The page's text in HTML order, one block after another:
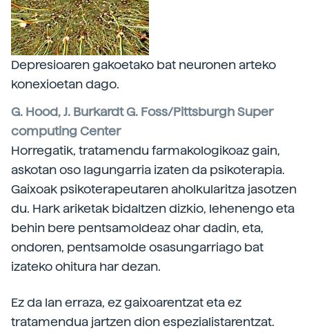
Depresioaren gakoetako bat neuronen arteko
konexioetan dago.
G. Hood, J. Burkardt G. Foss/Pittsburgh Super
computing Center
Horregatik, tratamendu farmakologikoaz gain,
askotan oso lagungarria izaten da psikoterapia.
Gaixoak psikoterapeutaren aholkularitza jasotzen
du. Hark ariketak bidaltzen dizkio, lehenengo eta
behin bere pentsamoldeaz ohar dadin, eta,
ondoren, pentsamolde osasungarriago bat
izateko ohitura har dezan.
Ez da lan erraza, ez gaixoarentzat eta ez
tratamendua jartzen dion espezialistarentzat.